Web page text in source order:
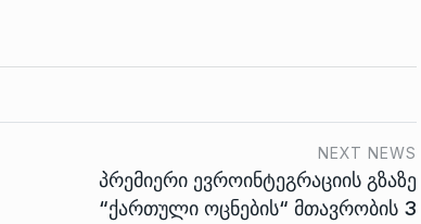
NEXT NEWS
პრემიერი ევროინტეგრაციის გზაზე
“ქართული ოცნების“ მთავრობის 3